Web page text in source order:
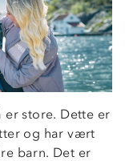
er store. Dette er
og har vært
barn. Det er